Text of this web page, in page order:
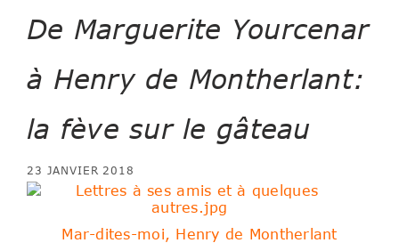
De Marguerite Yourcenar
à Henry de Montherlant:
la fève sur le gâteau
23 JANVIER 2018
Mar-dites-moi, Henry de Montherlant